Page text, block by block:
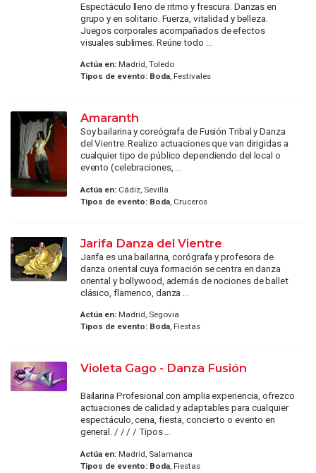
Espectáculo lleno de ritmo y frescura. Danzas en
grupo y en solitario. Fuerza, vitalidad y belleza.
Juegos corporales acompañados de efectos
visuales sublimes. Reúne todo ...
Actúa en:Madrid, Toledo
Tipos de evento: Boda, Festivales
Amaranth
Soy bailarina y coreógrafa de Fusión Tribal y Danza
del Vientre. Realizo actuaciones que van dirigidas a
cualquier tipo de público dependiendo del local o
evento (celebraciones, ...
Actúa en:Cádiz, Sevilla
Tipos de evento: Boda, Cruceros
Jarifa Danza del Vientre
Jarifa es una bailarina, corógrafa y profesora de
danza oriental cuya formación se centra en danza
oriental y bollywood, además de nociones de ballet
clásico, flamenco, danza ...
Actúa en:Madrid, Segovia
Tipos de evento: Boda, Fiestas
Violeta Gago - Danza Fusión
Bailarina Profesional con amplia experiencia, ofrezco
actuaciones de calidad y adaptables para cualquier
espectáculo, cena, fiesta, concierto o evento en
general. / / / / Tipos ...
Actúa en:Madrid, Salamanca
Tipos de evento: Boda, Fiestas